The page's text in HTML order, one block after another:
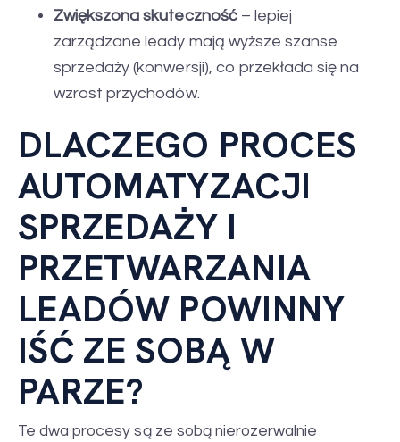
Zwiększona skuteczność– lepiej
zarządzane leady mają wyższe szanse
sprzedaży (konwersji), co przekłada się na
wzrost przychodów.
DLACZEGO PROCES
AUTOMATYZACJI
SPRZEDAŻY I
PRZETWARZANIA
LEADÓW POWINNY
IŚĆ ZE SOBĄ W
PARZE?
Te dwa procesy są ze sobą nierozerwalnie